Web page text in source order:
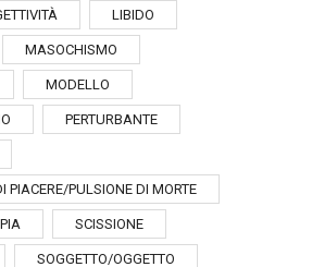
LIBIDO
MASOCHISMO
MODELLO
PERTURBANTE
PIACERE/PULSIONE DI MORTE
SCISSIONE
SOGGETTO/OGGETTO